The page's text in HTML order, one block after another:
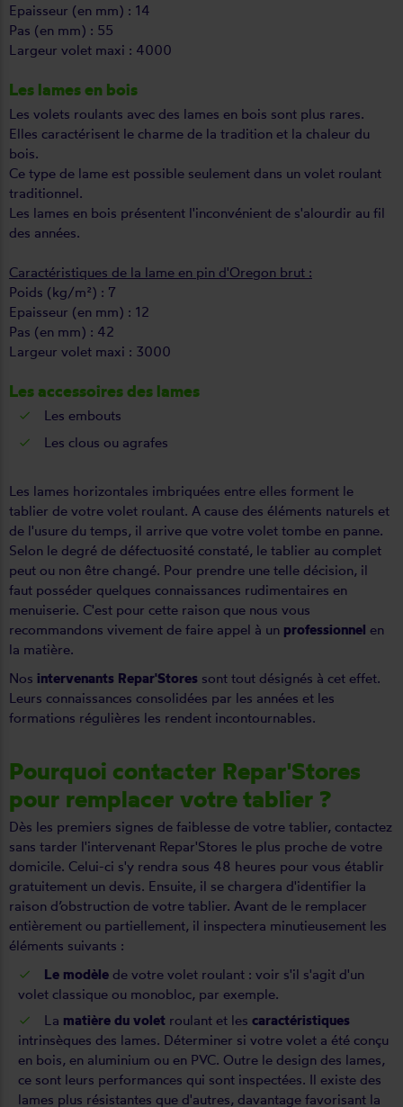
Epaisseur (en mm) : 14
Pas (en mm) : 55
Largeur volet maxi : 4000
Les lames en bois
Les volets roulants avec des lames en bois sont plus rares.
Elles caractérisent le charme de la tradition et la chaleur du
bois.
Ce type de lame est possible seulement dans un volet roulant
traditionnel.
Les lames en bois présentent l'inconvénient de s'alourdir au fil
des années.
Caractéristiques de la lame en pin d'Oregon brut :
Poids (kg/m²) : 7
Epaisseur (en mm) : 12
Pas (en mm) : 42
Largeur volet maxi : 3000
Les accessoires des lames
Les embouts
Les clous ou agrafes
Les lames horizontales imbriquées entre elles forment le
tablier de votre volet roulant. A cause des éléments naturels et
de l'usure du temps, il arrive que votre volet tombe en panne.
Selon le degré de défectuosité constaté, le tablier au complet
peut ou non être changé. Pour prendre une telle décision, il
faut posséder quelques connaissances rudimentaires en
menuiserie. C'est pour cette raison que nous vous
recommandons vivement de faire appel à un professionnel en
la matière.
Nos intervenants Repar'Stores sont tout désignés à cet effet.
Leurs connaissances consolidées par les années et les
formations régulières les rendent incontournables.
Pourquoi contacter Repar'Stores
pour remplacer votre tablier ?
Dès les premiers signes de faiblesse de votre tablier, contactez
sans tarder l'intervenant Repar'Stores le plus proche de votre
domicile. Celui-ci s'y rendra sous 48 heures pour vous établir
gratuitement un devis. Ensuite, il se chargera d'identifier la
raison d’obstruction de votre tablier. Avant de le remplacer
entièrement ou partiellement, il inspectera minutieusement les
éléments suivants :
Le modèle de votre volet roulant : voir s'il s'agit d'un
volet classique ou monobloc, par exemple.
La matière du volet roulant et les caractéristiques
intrinsèques des lames. Déterminer si votre volet a été conçu
en bois, en aluminium ou en PVC. Outre le design des lames,
ce sont leurs performances qui sont inspectées. Il existe des
lames plus résistantes que d'autres, davantage favorisant la